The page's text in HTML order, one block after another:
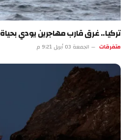
تركيا.. غرق قارب مهاجرين يودي بحياة 18 على الأقل
متفرقات الجمعة 03 أبريل 9:21 م